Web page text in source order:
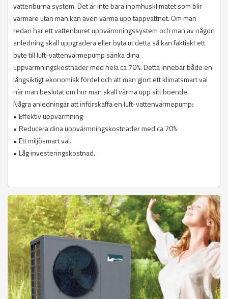
vattenburna system. Det är inte bara inomhusklimatet som blir
varmare utan man kan även värma upp tappvattnet. Om man
redan har ett vattenburet uppvärmningssystem och man av någon
anledning skall uppgradera eller byta ut detta så kan faktiskt ett
byte till luft-vattenvärmepump sänka dina
uppvärmningskostnader med hela ca 70%. Detta innebär både en
långsiktigt ekonomisk fördel och att man gjort ett klimatsmart val
när man beslutat om hur man skall värma upp sitt boende.
Några anledningar att införskaffa en luft-vattenvärmepump:
• Effektiv uppvärmning
• Reducera dina uppvärmningskostnader med ca 70%
• Ett miljösmart val.
• Låg investeringskostnad.